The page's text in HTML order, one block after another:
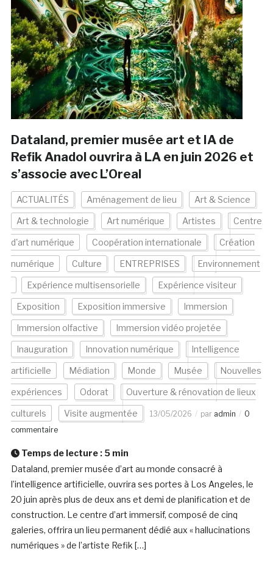
Dataland, premier musée art et IA de
Refik Anadol ouvrira à LA en juin 2026 et
s’associe avec L’Oreal
ACTUALITÉS Aménagement de lieu Art & Science
Art & technologie Art numérique Artistes Centre
d'art numérique Coopération internationale Création
numérique Culture ENTREPRISES Environnement
Expérience multisensorielle Expérience visiteur
Exposition Exposition immersive Immersion
Immersion olfactive Immersion vidéo projetée
Inauguration Innovation numérique Intelligence
artificielle Médiation Monde Musée Nouvelles
expériences Odorat Ouverture & rénovation de lieux
culturels Visite augmentée 13/05/2026 par admin
0
commentaire
Temps de lecture : 5 min
Dataland, premier musée d’art au monde consacré à
l’intelligence artificielle, ouvrira ses portes à Los Angeles, le
20 juin après plus de deux ans et demi de planification et de
construction. Le centre d’art immersif, composé de cinq
galeries, offrira un lieu permanent dédié aux « hallucinations
numériques » de l’artiste Refik […]